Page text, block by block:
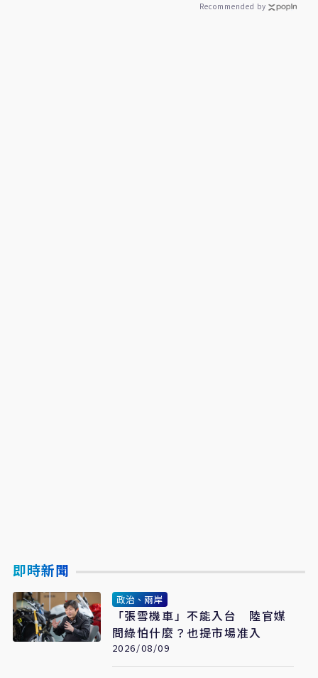
Recommended by
即時新聞
政治、兩岸
「張雪機車」不能入台 陸官媒
問綠怕什麼？也提市場准入
2026/08/09